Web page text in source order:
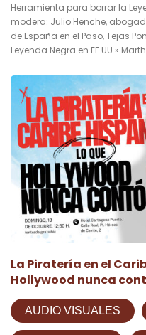
Herramienta para borrar la
modera: Julio Henche,
de España en el Paso, Tejas
Leyenda Negra en EE.UU.»
La Piratería en el
Hollywood nunca
AUDIO VISUALES